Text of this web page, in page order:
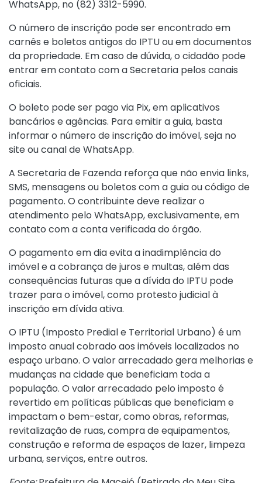
WhatsApp, no (82) 3312-5990.
O número de inscrição pode ser encontrado em
carnês e boletos antigos do IPTU ou em documentos
da propriedade. Em caso de dúvida, o cidadão pode
entrar em contato com a Secretaria pelos canais
oficiais.
O boleto pode ser pago via Pix, em aplicativos
bancários e agências. Para emitir a guia, basta
informar o número de inscrição do imóvel, seja no
site ou canal de WhatsApp.
A Secretaria de Fazenda reforça que não envia links,
SMS, mensagens ou boletos com a guia ou código de
pagamento. O contribuinte deve realizar o
atendimento pelo WhatsApp, exclusivamente, em
contato com a conta verificada do órgão.
O pagamento em dia evita a inadimplência do
imóvel e a cobrança de juros e multas, além das
consequências futuras que a dívida do IPTU pode
trazer para o imóvel, como protesto judicial à
inscrição em dívida ativa.
O IPTU (Imposto Predial e Territorial Urbano) é um
imposto anual cobrado aos imóveis localizados no
espaço urbano. O valor arrecadado gera melhorias e
mudanças na cidade que beneficiam toda a
população. O valor arrecadado pelo imposto é
revertido em políticas públicas que beneficiam e
impactam o bem-estar, como obras, reformas,
revitalização de ruas, compra de equipamentos,
construção e reforma de espaços de lazer, limpeza
urbana, serviços, entre outros.